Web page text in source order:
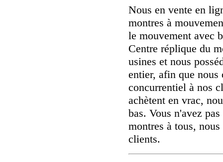
Nous en vente en
montres à
le mouvement avec
Centre réplique du
usines et nous
entier, afin que
concurrentiel à nos
achètent en vrac,
bas. Vous n'avez
montres à tous,
clients.